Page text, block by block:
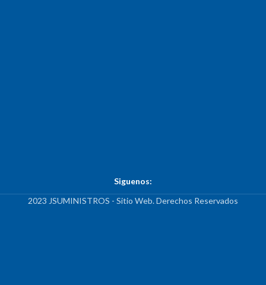
Siguenos:
2023 JSUMINISTROS - Sitio Web. Derechos Reservados